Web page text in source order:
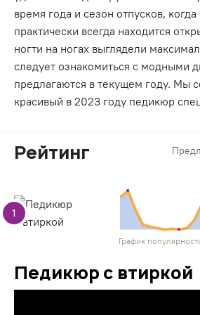
время года и сезон отпусков, когда
практически всегда находится
ногти на ногах выглядели
следует ознакомиться с модными
предлагаются в текущем году. Мы
красивый в 2023 году педикюр
Рейтинг
1
График
Педикюр с втиркой